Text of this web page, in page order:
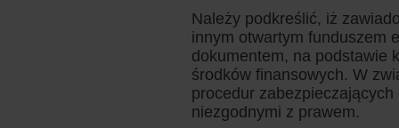
Należy podkreślić, iż
innym otwartym funduszem
dokumentem, na podstawie
środków finansowych. W
procedur zabezpieczających
niezgodnymi z prawem.